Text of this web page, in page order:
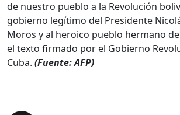
de nuestro pueblo a la Revolución
gobierno legítimo del Presidente
Moros y al heroico pueblo hermano
el texto firmado por el Gobierno
Cuba. (Fuente: AFP)